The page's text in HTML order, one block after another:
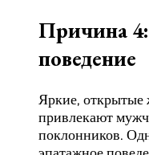
Причина
поведение
Яркие, открытые
привлекают
поклонников.